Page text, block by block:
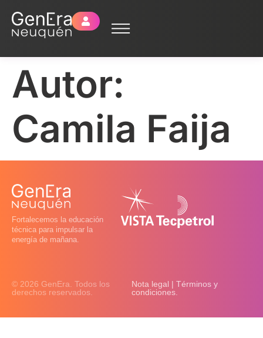
Autor:
Camila Faija
Fortalecemos la educación
técnica para impulsar la
energía de mañana.
© 2026 GenEra. Todos los
derechos reservados.
Nota legal | Términos y
condiciones.